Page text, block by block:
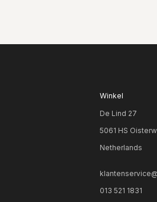
Winkel
De Lind 27
5061 HS
Netherlands
013 521 1831